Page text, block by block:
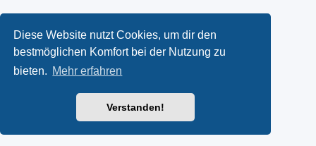
Diese Website nutzt Cookies, um dir den
bestmöglichen Komfort bei der Nutzung zu
bieten. Mehr erfahren
Verstanden!